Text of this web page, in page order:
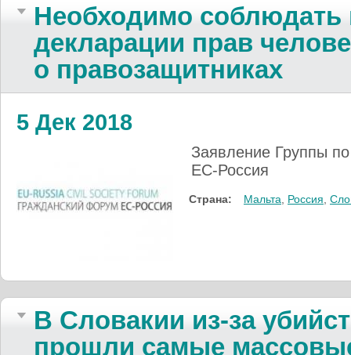
Необходимо
декларации прав
о правозащитниках
5 Дек 2018
Заявление Группы
ЕС-Россия
Страна: Мальта, Россия,
В Словакии из-за
прошли самые